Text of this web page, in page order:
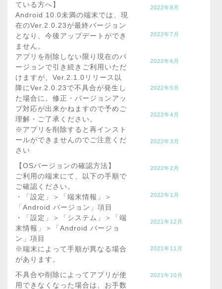
ている方へ】
Android 10.0未満の端末では、現
在のVer.2.0.23が最終バージョン
となり、今後アップデートができ
ません。
アプリを削除しない限り現在のバ
ージョンで引き続きご利用いただ
けますが、Ver.2.1.0リリース以
降にVer.2.0.23で不具合が発生し
た場合に、修正・バージョンアッ
プ対応が出来かねますので予めご
理解・ご了承ください。
※アプリを削除すると再インスト
ールができませんのでご注意くだ
さい
【OSバージョンの確認方法】
ご利用の端末にて、以下の手順で
ご確認ください。
・「設定」＞「端末情報」＞
「Android バージョン」項目
・「設定」＞「システム」＞「端
末情報」＞「Android バージョ
ン」項目
※端末によって手順が異なる場合
があります。
不具合や削除によってアプリが使
用できなくなった場合は、お手数
2022年8月
2022年7月
2022年6月
2022年5月
2022年4月
2022年3月
2022年2月
2022年1月
2021年12月
2021年11月
2021年10月